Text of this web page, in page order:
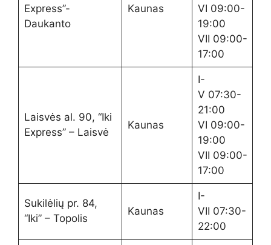
Express”-
Daukanto
Kaunas
VI 09:00-
19:00
VII 09:00-
17:00
Laisvės al. 90, “Iki
Express” – Laisvė
Kaunas
I-
V 07:30-
21:00
VI 09:00-
19:00
VII 09:00-
17:00
Sukilėlių pr. 84,
“Iki” – Topolis
Kaunas
I-
VII 07:30-
22:00